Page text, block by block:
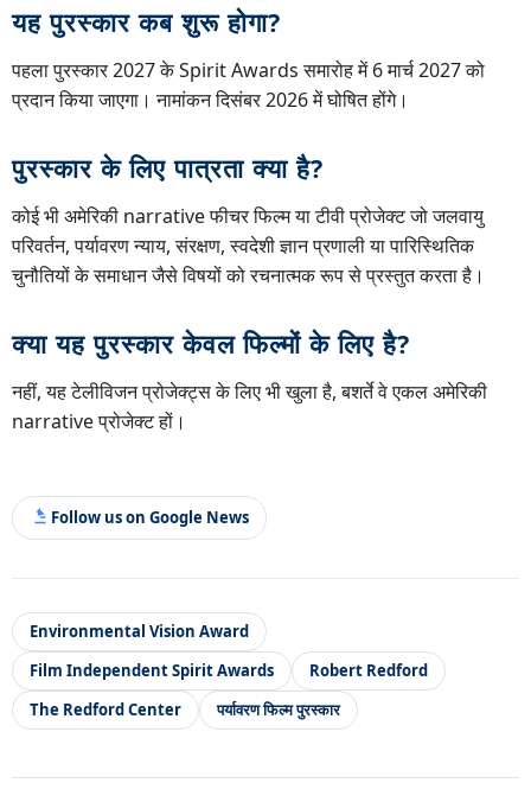
यह पुरस्कार कब शुरू होगा?
पहला पुरस्कार 2027 के Spirit Awards समारोह में 6 मार्च 2027 को
प्रदान किया जाएगा। नामांकन दिसंबर 2026 में घोषित होंगे।
पुरस्कार के लिए पात्रता क्या है?
कोई भी अमेरिकी narrative फीचर फिल्म या टीवी प्रोजेक्ट जो जलवायु
परिवर्तन, पर्यावरण न्याय, संरक्षण, स्वदेशी ज्ञान प्रणाली या पारिस्थितिक
चुनौतियों के समाधान जैसे विषयों को रचनात्मक रूप से प्रस्तुत करता है।
क्या यह पुरस्कार केवल फिल्मों के लिए है?
नहीं, यह टेलीविजन प्रोजेक्ट्स के लिए भी खुला है, बशर्ते वे एकल अमेरिकी
narrative प्रोजेक्ट हों।
Follow us on Google News
Environmental Vision Award
Film Independent Spirit Awards
Robert Redford
The Redford Center
पर्यावरण फिल्म पुरस्कार